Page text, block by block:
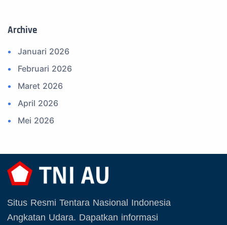
12. Federasi Aero Sport Indonesia
13. Satuan Karya Dirgantara - Pramuka
14. Komite Olahraga Militer Indonesia (komi)
15. Upacara
16. Sertijab
17. Potensi Kedirgantaraan
19. Agenda TNI
20. Agenda TNI AU
22. Latihan TNI
Archive
Januari 2026
Februari 2026
Maret 2026
April 2026
Mei 2026
Juli 2026
Agustus 2026
Oktober 2025
Situs Resmi Tentara Nasional Indonesia
Angkatan Udara. Dapatkan informasi